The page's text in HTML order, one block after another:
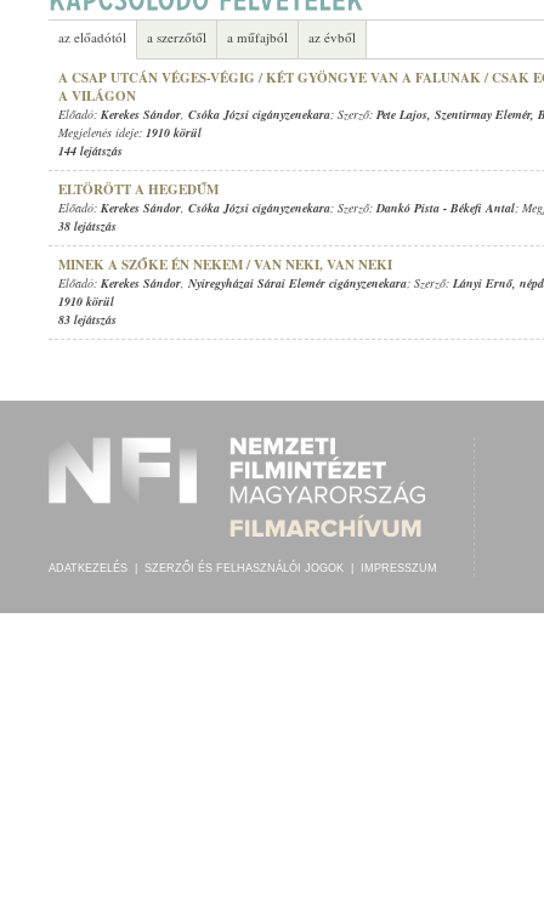
az előadótól a szerzőtől a műfajból az évből
A CSAP UTCÁN VÉGES-VÉGIG / KÉT GYÖNGYE VAN A FALUNAK / CSAK
A VILÁGON
Előadó: Kerekes Sándor, Csóka Józsi cigányzenekara; Szerző: Pete Lajos, Szentirmay Elemér,
Megjelenés ideje: 1910 körül
144 lejátszás
ELTÖRÖTT A HEGEDŰM
Előadó: Kerekes Sándor, Csóka Józsi cigányzenekara; Szerző:Dankó Pista - Békefi Antal;
38 lejátszás
MINEK A SZŐKE ÉN NEKEM / VAN NEKI, VAN NEKI
Előadó: Kerekes Sándor, Nyiregyházai Sárai Elemér cigányzenekara; Szerző: Lányi Ernő,
1910 körül
83 lejátszás
ADATKEZELÉS SZERZŐI ÉS FELHASZNÁLÓI JOGOK IMPRESSZUM